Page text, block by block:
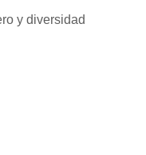
y diversidad